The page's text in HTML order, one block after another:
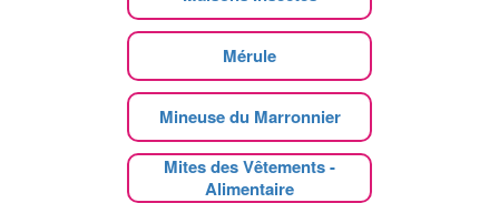
Mérule
Mineuse du Marronnier
Mites des Vêtements -
Alimentaire